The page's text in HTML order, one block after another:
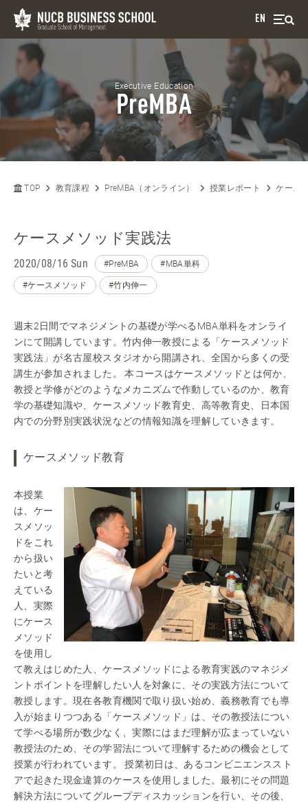
EN
Executive Education
PreMBA
TOP 教育課程 PreMBA（オンライン） 授業レポート ケース
ケースメソッド実践法
2020/08/16 Sun #PreMBA #MBA単科
#ケースメソッド #竹内伸一
週末2日間でマネジメントの基礎が学べるMBA単科をオンライ
ンにて開講しています。竹内伸一教授による「ケースメソッド
実践法」が名古屋校スタジオから開講され、全国から多くの受
講生が参加されました。 本コースはケースメソッドとは何か、
教授と学修がどのようなメカニズムで作動しているのか、教育
学の基礎知識や、ケースメソッド教育史、高等教育史、日本国
内での分野別実践状況などの情報知識を理解していきます。
ケースメソッド教育
本授業
は、ケー
スメソッ
ドをこれ
から扱い
たいと考
えている
人、実際
にケース
メソッド
を使用し
て教えはじめた人、ケースメソッドによる教育実践のマネジメ
ントポイントを理解したい人を対象に、その実践方法について
教授します。現在各教育機関で取り扱い始め、義務教育でも導
入が始まりつつある「ケースメソッド」は、その教授法につい
て学べる場所が数少なく、実際にはまだ理解が広まっていない
教授法のため、その学習法について理解するための機会として
授業が行われています。 授業初日は、あるコンビニエンススト
アで起きた現金違算のケースを使用しました。最初にその問題
解決方法についてグループディスカッションを行い、その後、